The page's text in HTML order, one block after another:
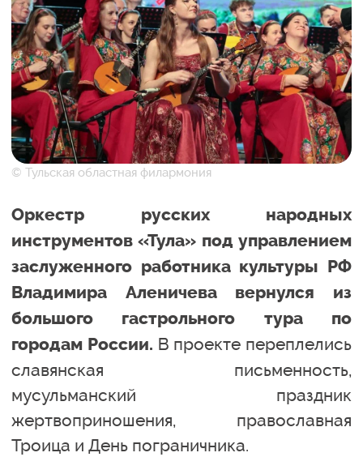
© Тульская областная филармония
Оркестр русских народных
инструментов «Тула» под управлением
заслуженного работника культуры РФ
Владимира Аленичева вернулся из
большого гастрольного тура по
городам России. В проекте переплелись
славянская письменность,
мусульманский праздник
жертвоприношения, православная
Троица и День пограничника.